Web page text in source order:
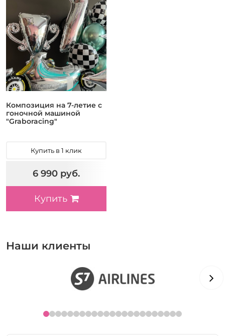
Композиция на 7-летие с
гоночной машиной
"Graboracing"
Купить в 1 клик
6 990 руб.
Купить
Наши клиенты